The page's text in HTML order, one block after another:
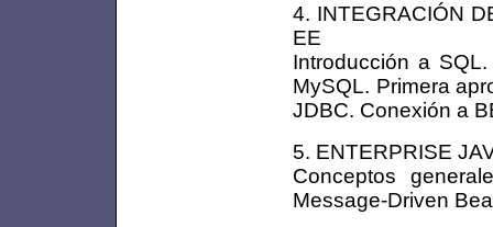
4. INTEGRACIÓN
EE
Introducción a
MySQL. Primera
JDBC. Conexión a
5. ENTERPRISE
Conceptos
Message-Driven